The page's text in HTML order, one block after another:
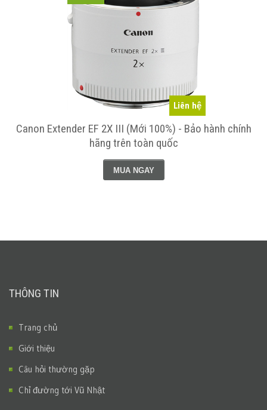
Liên hệ
Canon Extender EF 2X III (Mới 100%) - Bảo hành chính
hãng trên toàn quốc
MUA NGAY
THÔNG TIN
Trang chủ
Giới thiệu
Câu hỏi thường gặp
Chỉ đường tới Vũ Nhật